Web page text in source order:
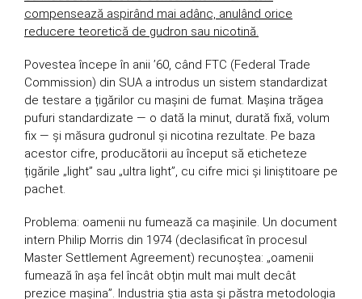
compensează aspirând mai adânc, anulând orice
reducere teoretică de gudron sau nicotină.
Povestea începe în anii ’60, când FTC (Federal Trade
Commission) din SUA a introdus un sistem standardizat
de testare a țigărilor cu mașini de fumat. Mașina trăgea
pufuri standardizate — o dată la minut, durată fixă, volum
fix — și măsura gudronul și nicotina rezultate. Pe baza
acestor cifre, producătorii au început să eticheteze
țigările „light” sau „ultra light”, cu cifre mici și liniștitoare pe
pachet.
Problema: oamenii nu fumează ca mașinile. Un document
intern Philip Morris din 1974 (declasificat în procesul
Master Settlement Agreement) recunoștea: „oamenii
fumează în așa fel încât obțin mult mai mult decât
prezice mașina”. Industria știa asta și păstra metodologia